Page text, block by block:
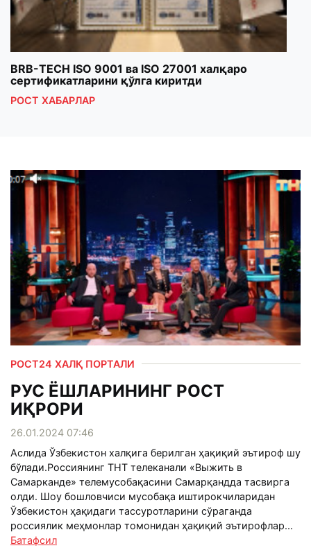
BRB-TECH ISO 9001 ва ISO 27001 халқаро
сертификатларини қўлга киритди
РОСТ ХАБАРЛАР
РОСТ24 ХАЛҚ ПОРТАЛИ
РУС ЁШЛАРИНИНГ РОСТ
ИҚРОРИ
26.01.2024 07:46
Аслида Ўзбекистон халқига берилган ҳақиқий эътироф шу
бўлади.Россиянинг ТНТ телеканали «Выжить в
Самарканде» телемусобақасини Самарқандда тасвирга
олди. Шоу бошловчиси мусобақа иштирокчиларидан
Ўзбекистон ҳақидаги тассуротларини сўраганда
россиялик меҳмонлар томонидан ҳақиқий эътирофлар...
Батафсил